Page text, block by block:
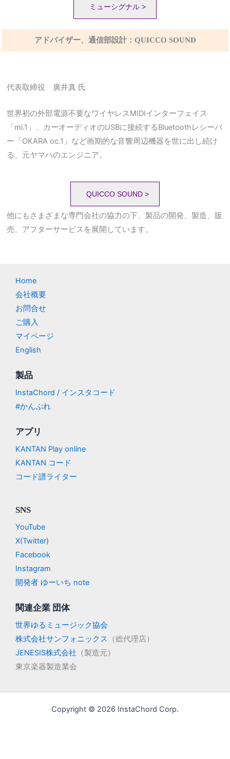
ミューシグナル >
アドバイザー、通信部設計：QUICCO SOUND
代表取締役 廣井真 氏
世界初の外部電源不要なワイヤレスMIDIインターフェイス
「mi.1」、カーオーディオのUSBに接続するBluetoothレシーバ
ー「OKARA oc.1」など画期的な音響周辺機器を世に出し続け
る、元ヤマハのエンジニア。
QUICCO SOUND >
他にもさまざまな専門会社の協力の下、製品の開発、製造、販
売、アフターサービスを展開しています。
Home
会社概要
お問合せ
ご購入
マイページ
English
製品
InstaChord / インスタコード
#かんぷれ
アプリ
KANTAN Play online
KANTAN コード
コード譜ライター
SNS
YouTube
X(Twitter)
Facebook
Instagram
開発者 ゆーいち note
関連企業 団体
世界ゆるミュージック協会
株式会社サンフォニックス
（総代理店）
JENESIS株式会社 （製造元）
東京楽器製造業会
Copyright © 2026 InstaChord Corp.